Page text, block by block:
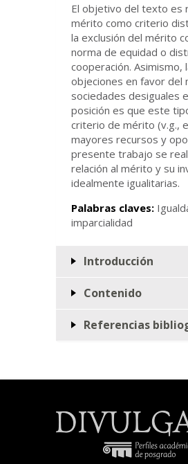
El objetivo del texto es
mérito como criterio
la exclusión del mérito
norma de equidad o
cooperación.
objeciones en favor del
sociedades desiguales
posición es que este
criterio de mérito (v.g.,
mayores recursos y
presente trabajo se
relación al mérito y su
idealmente igualitarias.
Palabras claves:
imparcialidad
Introducción
Contenido
Referencias